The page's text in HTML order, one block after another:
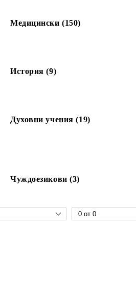
Медицински (150)
История (9)
Духовни учения (19)
Чуждоезикови (3)